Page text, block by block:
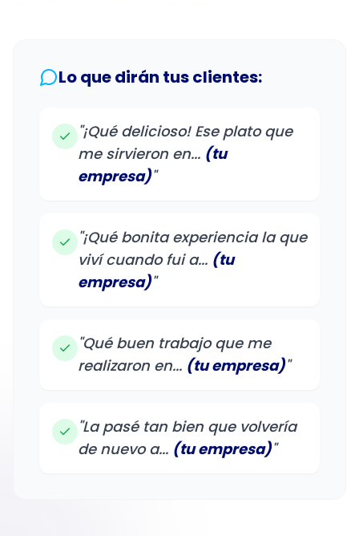
Lo que dirán tus clientes:
"¡Qué delicioso! Ese plato que
me sirvieron en... (tu
empresa)"
"¡Qué bonita experiencia la que
viví cuando fui a... (tu
empresa)"
"Qué buen trabajo que me
realizaron en... (tu empresa)"
"La pasé tan bien que volvería
de nuevo a... (tu empresa)"